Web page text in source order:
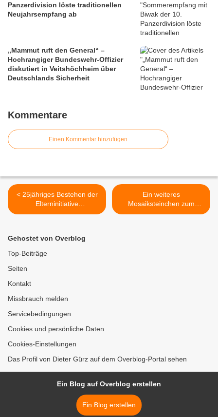
Panzerdivision löste traditionellen
Neujahrsempfang ab
„Mammut ruft den General“ –
Hochrangiger Bundeswehr-Offizier
diskutiert in Veitshöchheim über
Deutschlands Sicherheit
Kommentare
Einen Kommentar hinzufügen
< 25jähriges Bestehen der
Elterninitiative
Veitshöchheim
Ein weiteres
Mosaiksteinchen zum
Mainsteg-Neubau:
Gehostet von Overblog
Top-Beiträge
Seiten
Kontakt
Missbrauch melden
Servicebedingungen
Cookies und persönliche Daten
Cookies-Einstellungen
Das Profil von Dieter Gürz auf dem Overblog-Portal sehen
Ein Blog auf Overblog erstellen
Ein Blog erstellen